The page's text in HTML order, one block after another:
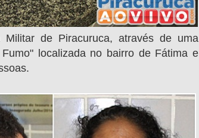
de Piracuruca, através de uma
localizada no bairro de Fátima e